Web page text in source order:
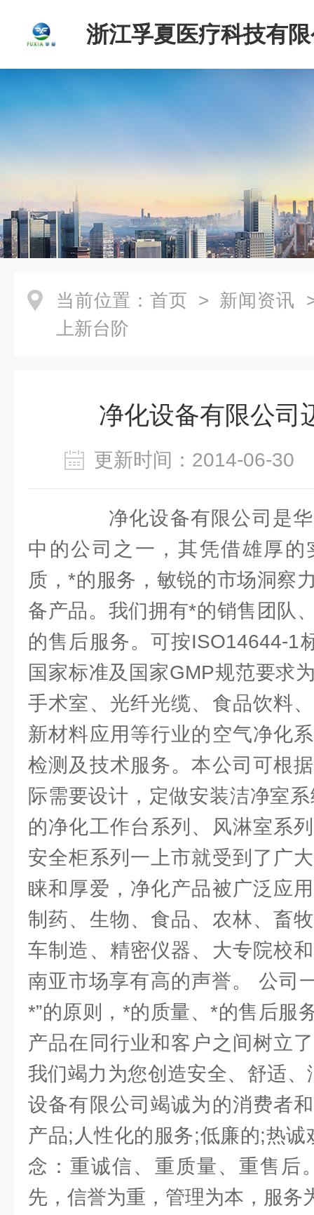
浙江孚夏医疗科技有
当前位置： 首页 > 新闻资讯
上新台阶
净化设备有限公司
更新时间：2014-06-
净化设备有限公司是华
中的公司之一，其凭借雄厚
质，*的服务，敏锐的市场洞察
备产品。我们拥有*的销售团队
的售后服务。可按ISO14644-1
国家标准及国家GMP规范要求
手术室、光纤光缆、食品饮料
新材料应用等行业的空气净化
检测及技术服务。本公司可根
际需要设计，定做安装洁净室
的净化工作台系列、风淋室系
安全柜系列一上市就受到了广
睐和厚爱，净化产品被广泛应
制药、生物、食品、农林、畜
车制造、精密仪器、大专院校
南亚市场享有高的声誉。 公司
*”的原则，*的质量、*的售后服
产品在同行业和客户之间树立
我们竭力为您创造安全、舒适
设备有限公司竭诚为的消费者
产品;人性化的服务;低廉的;热
念：重诚信、重质量、重售后
先，信誉为重，管理为本，服务